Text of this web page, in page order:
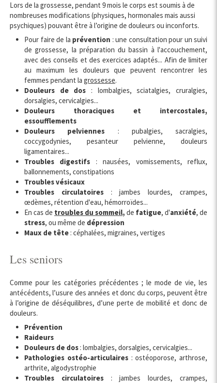
Lors de la grossesse, pendant 9 mois le corps est soumis à de
nombreuses modifications (physiques, hormonales mais aussi
psychiques) pouvant être à l’origine de douleurs ou inconforts.
Pour faire de la prévention : une consultation pour un suivi
de grossesse, la préparation du bassin à l'accouchement,
avec des conseils et des exercices adaptés... Afin de limiter
au maximum les douleurs que peuvent rencontrer les
femmes pendant la grossesse.
Douleurs de dos : lombalgies, sciatalgies, cruralgies,
dorsalgies, cervicalgies...
Douleurs thoraciques et intercostales,
essoufflements
Douleurs pelviennes : pubalgies, sacralgies,
coccygodynies, pesanteur pelvienne, douleurs
ligamentaires...
Troubles digestifs : nausées, vomissements, reflux,
ballonnements, constipations
Troubles vésicaux
Troubles circulatoires: jambes lourdes, crampes,
œdèmes, rétention d'eau, hémorroïdes...
En cas de troubles du sommeil, de fatigue, d'anxiété, de
stress, ou même de dépression
Maux de tête : céphalées, migraines, vertiges
Les seniors
Comme pour les catégories précédentes ; le mode de vie, les
antécédents, l’usure des années et donc du corps, peuvent être
à l’origine de déséquilibres, d’une perte de mobilité et donc de
douleurs.
Prévention
Raideurs
Douleurs de dos : lombalgies, dorsalgies, cervicalgies...
Pathologies ostéo-articulaires: ostéoporose, arthrose,
arthrite, algodystrophie
Troubles circulatoires: jambes lourdes, crampes,